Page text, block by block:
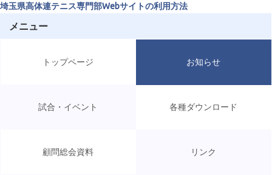
埼玉県高体連テニス専門部Webサイトの利用方法
メニュー
トップページ お知らせ
試合・イベント 各種ダウンロード
顧問総会資料 リンク